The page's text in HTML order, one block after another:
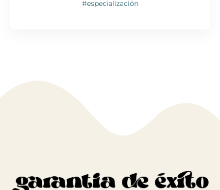
#especialización